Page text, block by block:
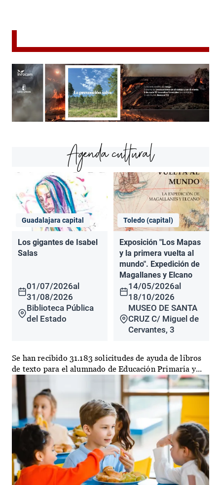
Agenda cultural
Guadalajara capital
Los gigantes de Isabel
Salas
01/07/2026al
31/08/2026
Biblioteca Pública
del Estado
Toledo (capital)
Exposición "Los Mapas
y la primera vuelta al
mundo". Expedición de
Magallanes y Elcano
14/05/2026al
18/10/2026
MUSEO DE SANTA
CRUZ C/ Miguel de
Cervantes, 3
Se han recibido 31.183 solicitudes de ayuda de libros
de texto para el alumnado de Educación Primaria y...